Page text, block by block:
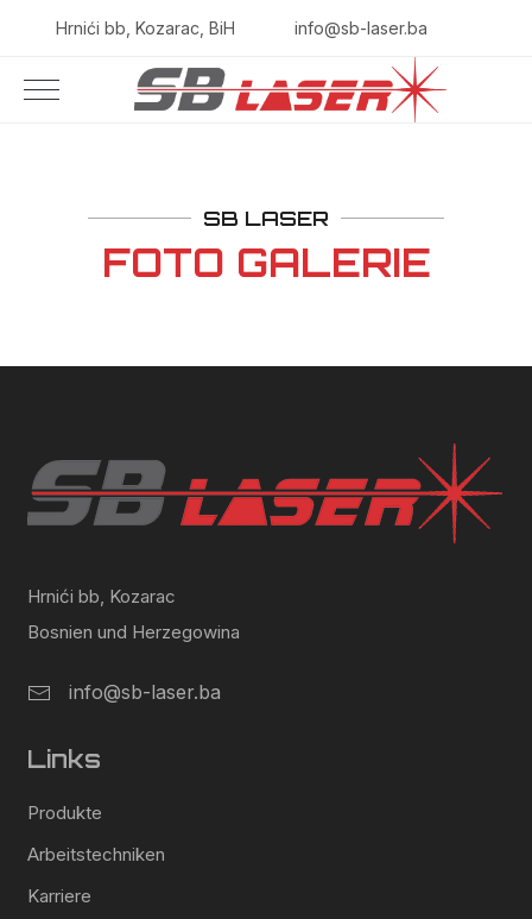
Hrnići bb, Kozarac, BiH info@sb-laser.ba
SB LASER
FOTO GALERIE
Hrnići bb, Kozarac
Bosnien und Herzegowina
info@sb-laser.ba
Links
Produkte
Arbeitstechniken
Karriere